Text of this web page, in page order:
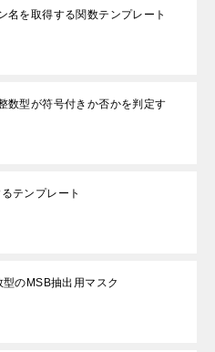
名を取得する関数テンプレート
数型が符号付きか否かを判定す
テンプレート
のMSB抽出用マスク